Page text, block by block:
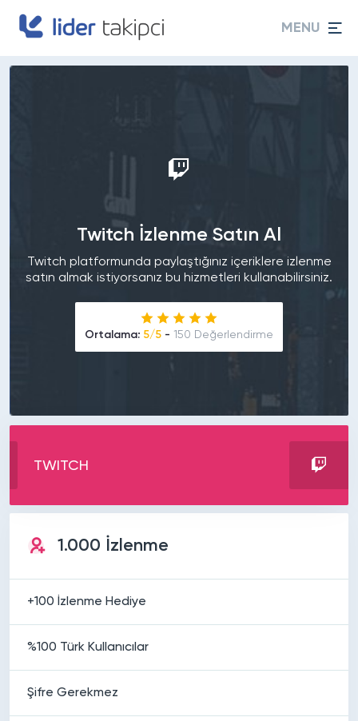
MENU
Twitch İzlenme Satın Al
Twitch platformunda paylaştığınız içeriklere izlenme
satın almak istiyorsanız bu hizmetleri kullanabilirsiniz.
Ortalama: 5/5 - 150 Değerlendirme
TWITCH
1.000 İzlenme
+100 İzlenme Hediye
%100 Türk Kullanıcılar
Şifre Gerekmez